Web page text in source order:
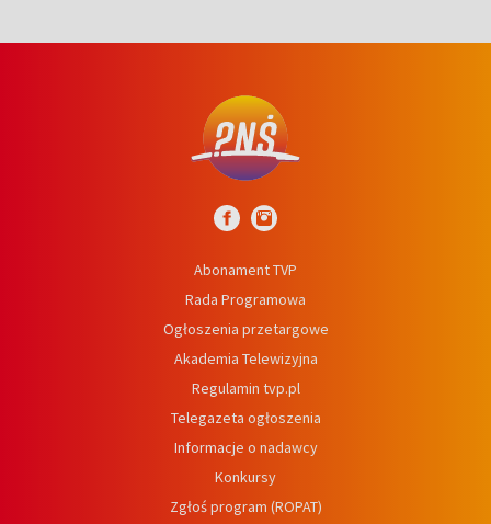
Abonament TVP
Rada Programowa
Ogłoszenia przetargowe
Akademia Telewizyjna
Regulamin tvp.pl
Telegazeta ogłoszenia
Informacje o nadawcy
Konkursy
Zgłoś program (ROPAT)